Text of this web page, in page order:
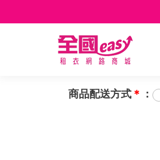
商品配送方式 ＊ ：